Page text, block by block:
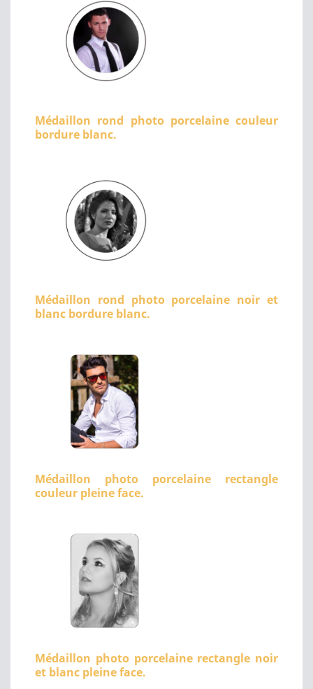
Médaillon rond photo porcelaine couleur
bordure blanc.
Médaillon rond photo porcelaine noir et
blanc bordure blanc.
Médaillon photo porcelaine rectangle
couleur pleine face.
Médaillon photo porcelaine rectangle noir
et blanc pleine face.